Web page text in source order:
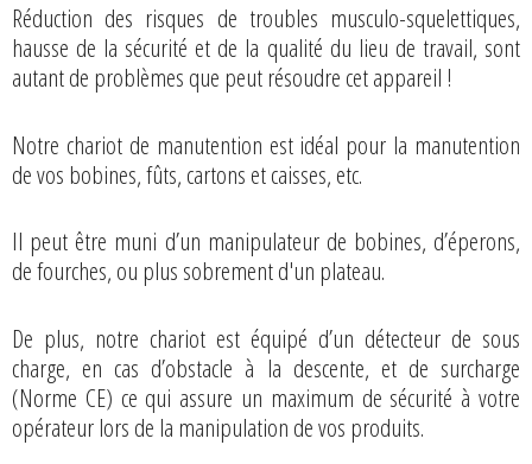
Réduction des risques de troubles musculo-squelettiques,
hausse de la sécurité et de la qualité du lieu de travail, sont
autant de problèmes que peut résoudre cet appareil !
Notre chariot de manutention est idéal pour la manutention
de vos bobines, fûts, cartons et caisses, etc.
Il peut être muni d’un manipulateur de bobines, d’éperons,
de fourches, ou plus sobrement d'un plateau.
De plus, notre chariot est équipé d’un détecteur de sous
charge, en cas d’obstacle à la descente, et de surcharge
(Norme CE) ce qui assure un maximum de sécurité à votre
opérateur lors de la manipulation de vos produits.